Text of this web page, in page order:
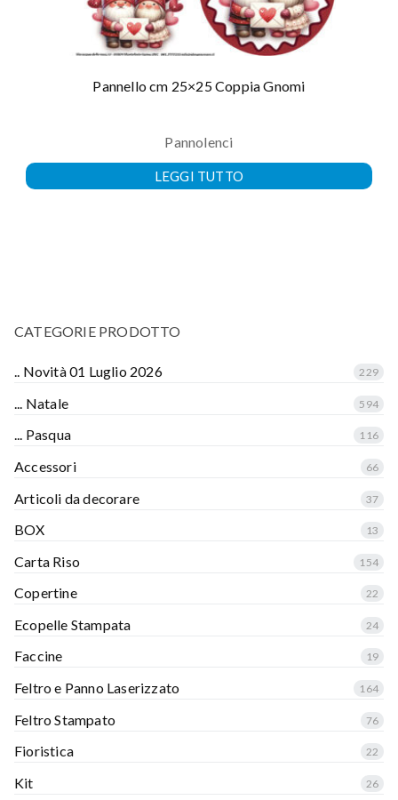
Pannello cm 25×25 Coppia Gnomi
Pannolenci
LEGGI TUTTO
CATEGORIE PRODOTTO
.. Novità 01 Luglio 2026 229
... Natale 594
... Pasqua 116
Accessori 66
Articoli da decorare 37
BOX 13
Carta Riso 154
Copertine 22
Ecopelle Stampata 24
Faccine 19
Feltro e Panno Laserizzato 164
Feltro Stampato 76
Fioristica 22
Kit 26